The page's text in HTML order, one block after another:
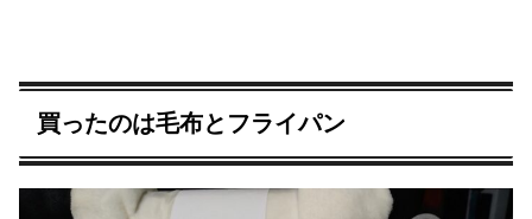
買ったのは毛布とフライパン